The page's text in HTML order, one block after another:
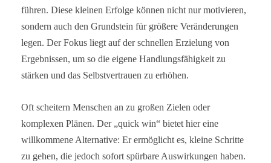
führen. Diese kleinen Erfolge können nicht nur motivieren,
sondern auch den Grundstein für größere Veränderungen
legen. Der Fokus liegt auf der schnellen Erzielung von
Ergebnissen, um so die eigene Handlungsfähigkeit zu
stärken und das Selbstvertrauen zu erhöhen.
Oft scheitern Menschen an zu großen Zielen oder
komplexen Plänen. Der „quick win“ bietet hier eine
willkommene Alternative: Er ermöglicht es, kleine Schritte
zu gehen, die jedoch sofort spürbare Auswirkungen haben.